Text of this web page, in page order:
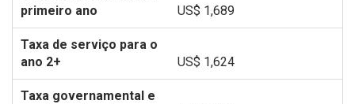
US$ 1,689
US$ 1,624